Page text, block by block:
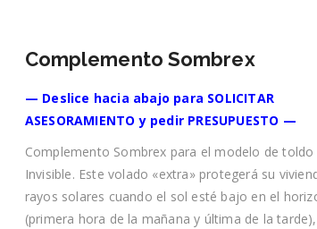
Complemento Sombrex
— Deslice hacia abajo para SOLICITAR
ASESORAMIENTO y pedir PRESUPUESTO —
Complemento Sombrex para el modelo de toldo
Invisible. Este volado «extra» protegerá su
rayos solares cuando el sol esté bajo en el
(primera hora de la mañana y última de la